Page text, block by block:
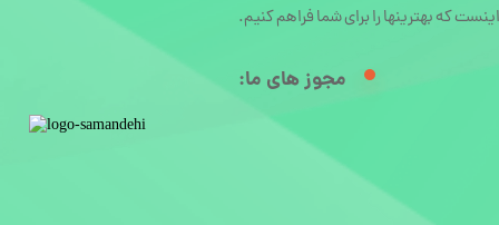
اینست که بهترینها را برای شما فراهم کنیم.
مجوز های ما:​